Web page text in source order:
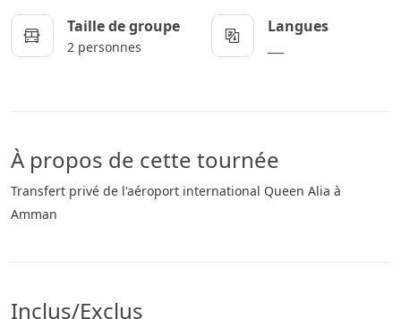
Taille de groupe
2 personnes
Langues
À propos de cette tournée
Transfert privé de l'aéroport international Queen Alia à
Amman
Inclus/Exclus